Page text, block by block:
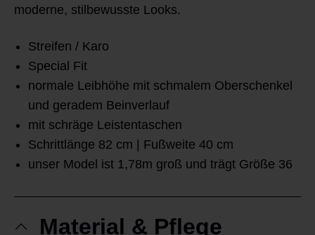
moderne, stilbewusste Looks.
Streifen / Karo
Special Fit
normale Leibhöhe mit schmalem Oberschenkel
und geradem Beinverlauf
mit schräge Leistentaschen
Schrittlänge 82 cm | Fußweite 40 cm
unser Model ist 1,78m groß und trägt Größe 36
Material & Pflege